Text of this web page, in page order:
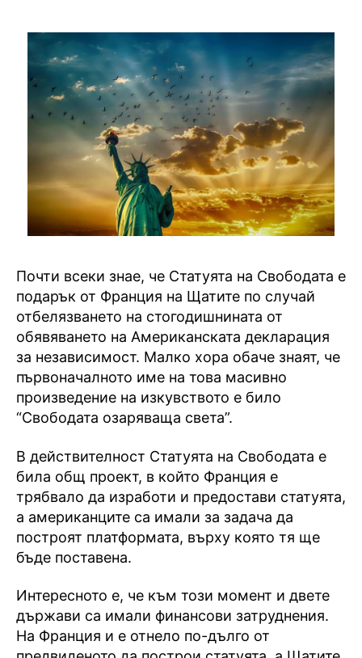
Почти всеки знае, че Статуята на Свободата е
подарък от Франция на Щатите по случай
отбелязването на стогодишнината от
обявяването на Американската декларация
за независимост. Малко хора обаче знаят, че
първоначалното име на това масивно
произведение на изкувството е било
“Свободата озаряваща света”.
В действителност Статуята на Свободата е
била общ проект, в който Франция е
трябвало да изработи и предостави статуята,
а американците са имали за задача да
построят платформата, върху която тя ще
бъде поставена.
Интересното е, че към този момент и двете
държави са имали финансови затруднения.
На Франция и е отнело по-дълго от